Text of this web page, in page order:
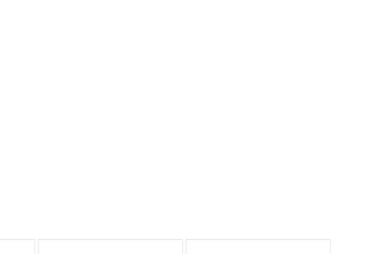
parMarc G.